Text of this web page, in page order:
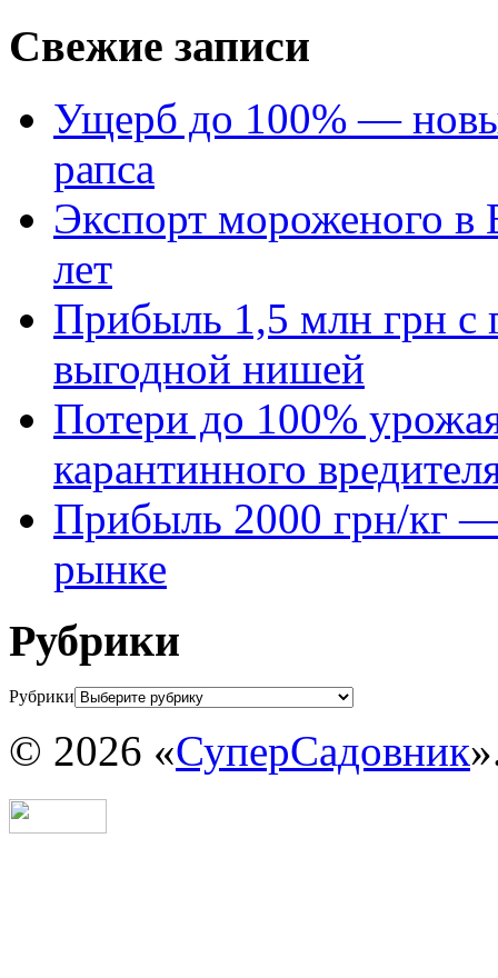
Свежие записи
Ущерб до 100% —
рапса
Экспорт мороженого в
лет
Прибыль 1,5 млн грн с
выгодной нишей
Потери до 100%
карантинного
Прибыль 2000 грн/кг —
рынке
Рубрики
Рубрики
© 2026 «СуперСадовник